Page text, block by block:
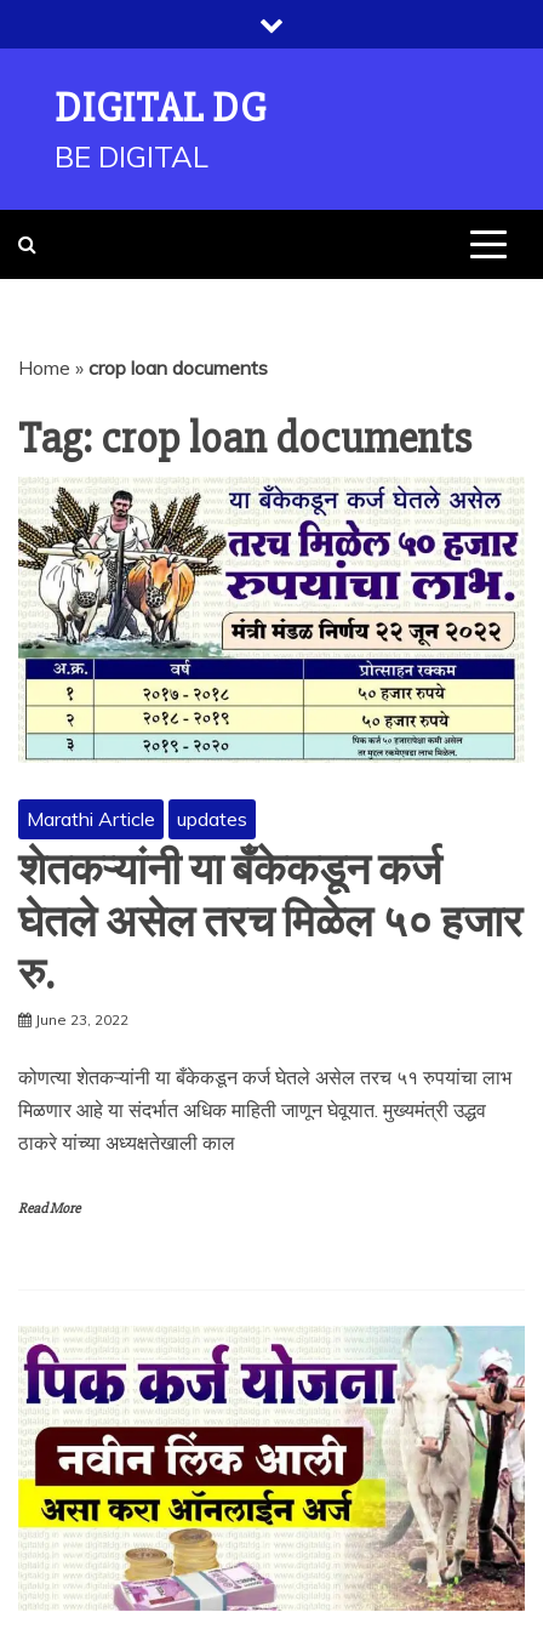
to
DIGITAL DG
BE DIGITAL
Home » crop loan documents
Tag: crop loan documents
Marathi Article updates
शेतकऱ्यांनी या बँकेकडून कर्ज
घेतले असेल तरच मिळेल ५० हजार
रु.
June 23, 2022
कोणत्या शेतकऱ्यांनी या बँकेकडून कर्ज घेतले असेल तरच ५१ रुपयांचा लाभ
मिळणार आहे या संदर्भात अधिक माहिती जाणून घेवूयात. मुख्यमंत्री उद्धव
ठाकरे यांच्या अध्यक्षतेखाली काल
Read More